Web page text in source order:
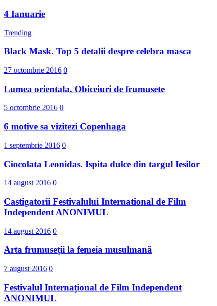
4 Ianuarie
Trending
Black Mask. Top 5 detalii despre celebra masca
27 octombrie 2016 0
Lumea orientala. Obiceiuri de frumusete
5 octombrie 2016 0
6 motive sa vizitezi Copenhaga
1 septembrie 2016 0
Ciocolata Leonidas. Ispita dulce din targul Iesilor
14 august 2016 0
Castigatorii Festivalului International d​e Film
Independent ANONIMUL
14 august 2016 0
Arta frumuseții la femeia musulmană
7 august 2016 0
Festivalul Internațional de Film Independent
ANONIMUL